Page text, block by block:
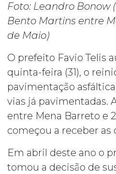
Foto: Leandro Bonow
Bento Martins entre
de Maio)
O prefeito Favio Telis
quinta-feira (31), o
pavimentação
vias já pavimentadas.
entre Mena Barreto e
começou a receber as
Em abril deste ano o
tomou a decisão de